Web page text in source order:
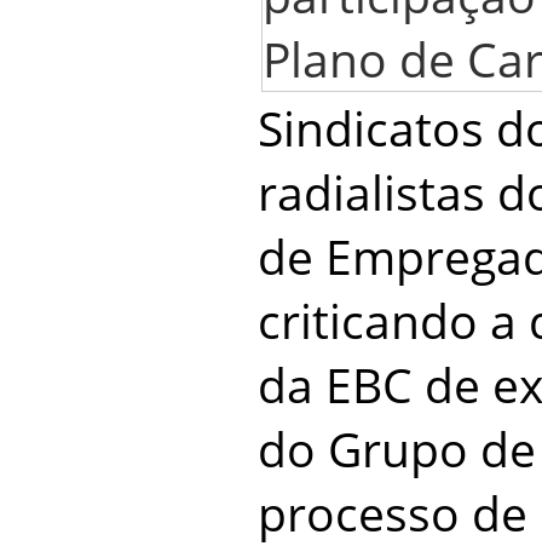
Sindicatos
radialistas
de
criticando a
da EBC de
do Grupo
processo de